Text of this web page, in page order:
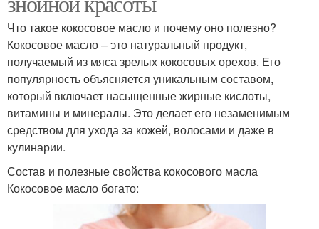
Что такое кокосовое масло и почему оно полезно?
Кокосовое масло – это натуральный продукт,
получаемый из мяса зрелых кокосовых орехов. Его
популярность объясняется уникальным составом,
который включает насыщенные жирные кислоты,
витамины и минералы. Это делает его незаменимым
средством для ухода за кожей, волосами и даже в
кулинарии.
Состав и полезные свойства кокосового масла
Кокосовое масло богато: